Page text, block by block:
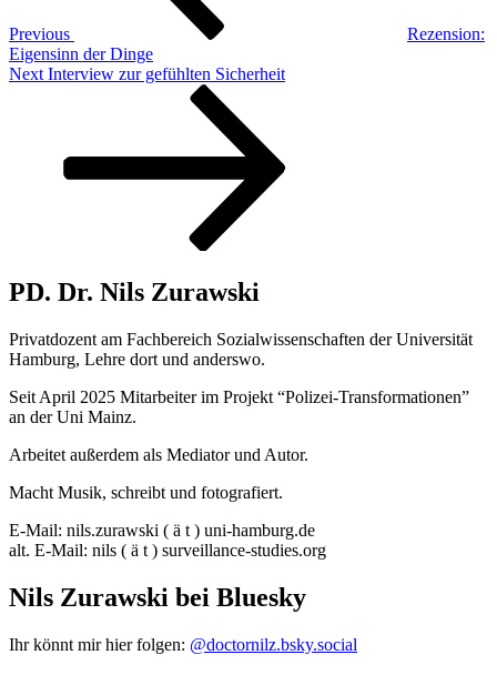
Previous
Rezension:
Eigensinn der Dinge
Next
Next Interview zur gefühlten Sicherheit
PD. Dr. Nils Zurawski
Privatdozent am Fachbereich Sozialwissenschaften der Universität
Hamburg, Lehre dort und anderswo.
Seit April 2025 Mitarbeiter im Projekt “Polizei-Transformationen”
an der Uni Mainz.
Arbeitet außerdem als Mediator und Autor.
Macht Musik, schreibt und fotografiert.
E-Mail: nils.zurawski ( ä t ) uni-hamburg.de
alt. E-Mail: nils ( ä t ) surveillance-studies.org
Nils Zurawski bei Bluesky
Ihr könnt mir hier folgen: @doctornilz.bsky.social